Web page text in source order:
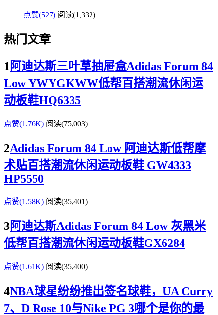
点赞(527) 阅读(1,332)
热门文章
1 阿迪达斯三叶草抽屉盒Adidas Forum 84
Low YWYGKWW低帮百搭潮流休闲运
动板鞋HQ6335
点赞(1.76K) 阅读(75,003)
2Adidas Forum 84 Low 阿迪达斯低帮摩
术贴百搭潮流休闲运动板鞋 GW4333
HP5550
点赞(1.58K) 阅读(35,401)
3阿迪达斯Adidas Forum 84 Low 灰黑米
低帮百搭潮流休闲运动板鞋GX6284
点赞(1.61K) 阅读(35,400)
4NBA球星纷纷推出签名球鞋，UA Curry
7、D Rose 10与Nike PG 3哪个是你的最